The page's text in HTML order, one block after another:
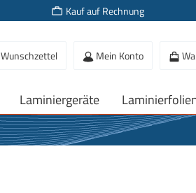
Kauf auf Rechnung
Wunschzettel Mein Konto
Laminiergeräte